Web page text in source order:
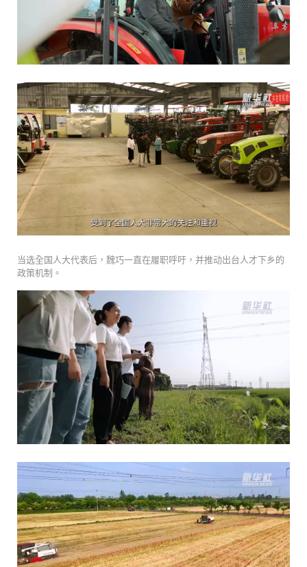
当选全国人大代表后，魏巧一直在履职呼吁，并推动出台人才下乡的
政策机制。